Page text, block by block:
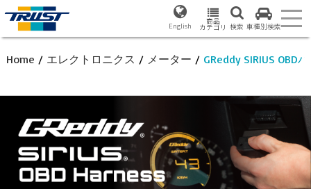
English 商品
カテゴリ 検索 車種別検索
Home / エレクトロニクス / メーター / GReddy SIRIUS OBD